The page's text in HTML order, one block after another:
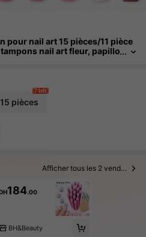
pour nail art 15 pièces/11 pièce
nail art fleur, papillo
facilement, peut dessiner libre
modérée, convient pour le ver
pour ongles
15 pièces
7 left
Afficher tous les 2 vendeurs
184.00
BH&Beauty